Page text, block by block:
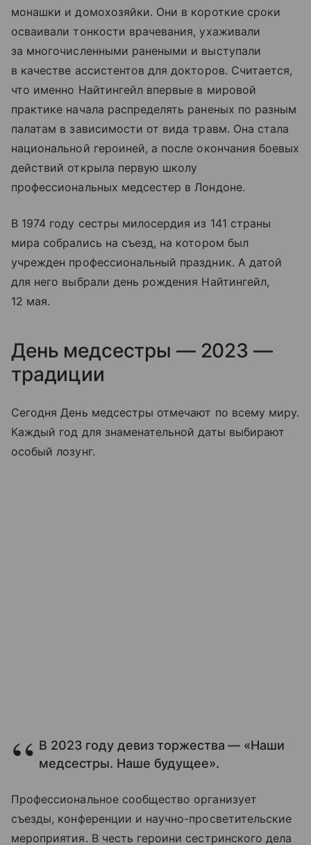
монашки и домохозяйки. Они в короткие сроки
осваивали тонкости врачевания, ухаживали
за многочисленными ранеными и выступали
в качестве ассистентов для докторов. Считается,
что именно Найтингейл впервые в мировой
практике начала распределять раненых по разным
палатам в зависимости от вида травм. Она стала
национальной героиней, а после окончания боевых
действий открыла первую школу
профессиональных медсестер в Лондоне.
В 1974 году сестры милосердия из 141 страны
мира собрались на съезд, на котором был
учрежден профессиональный праздник. А датой
для него выбрали день рождения Найтингейл,
12 мая.
День медсестры — 2023 —
традиции
Сегодня День медсестры отмечают по всему миру.
Каждый год для знаменательной даты выбирают
особый лозунг.
В 2023 году девиз торжества — «Наши
медсестры. Наше будущее».
Профессиональное сообщество организует
съезды, конференции и научно-просветительские
мероприятия. В честь героини сестринского дела